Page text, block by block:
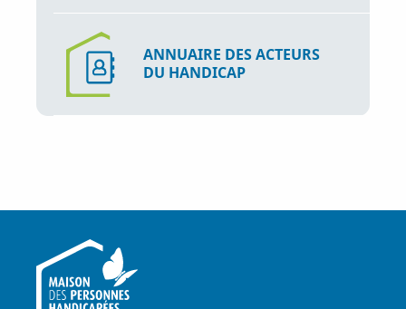
ANNUAIRE DES ACTEURS
DU HANDICAP